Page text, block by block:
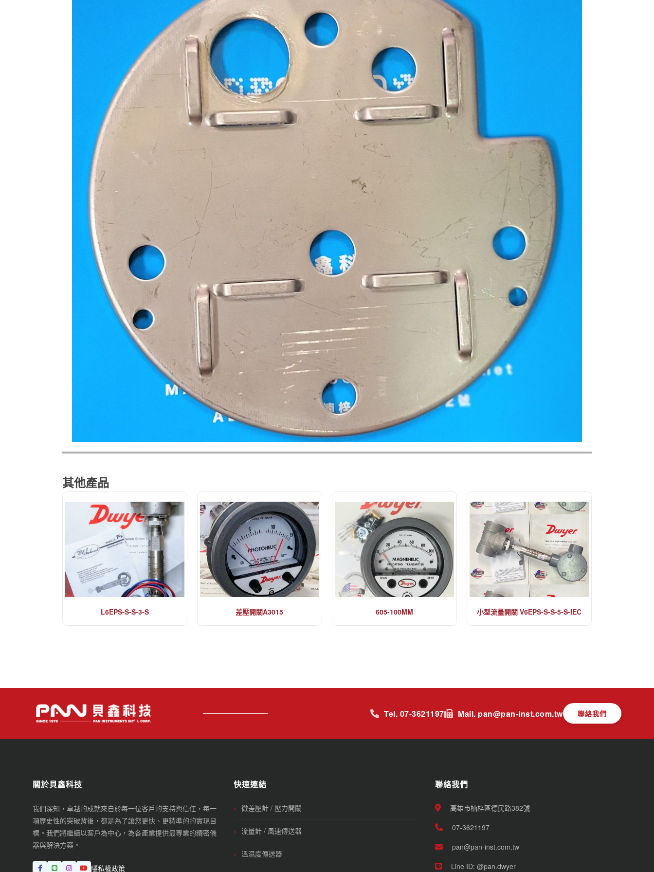
其他產品
L6EPS-S-S-3-S 差壓開關A3015 605-100MM 小型流量開關 V6EPS-S-S-5-S-IEC
Tel. 07-3621197 Mail. pan@pan-inst.com.tw 聯絡我們
關於貝鑫科技
我們深知，卓越的成就來自於每一位客戶的支持與信任，每一
項歷史性的突破背後，都是為了讓您更快、更精準的的實現目
標。我們將繼續以客戶為中心，為各產業提供最專業的精密儀
器與解決方案。
隱私權政策
快速連結
微差壓計 / 壓力開關
流量計 / 風速傳送器
溫濕度傳送器
聯絡我們
高雄市楠梓區德民路382號
07-3621197
pan@pan-inst.com.tw
Line ID: @pan.dwyer